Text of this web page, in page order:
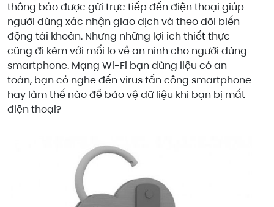
thông báo được gửi trực tiếp đến điện thoại giúp
người dùng xác nhận giao dịch và theo dõi biến
động tài khoản. Nhưng những lợi ích thiết thực
cũng đi kèm với mối lo về an ninh cho người dùng
smartphone. Mạng Wi-Fi bạn dùng liệu có an
toàn, bạn có nghe đến virus tấn công smartphone
hay làm thế nào để bảo vệ dữ liệu khi bạn bị mất
điện thoại?